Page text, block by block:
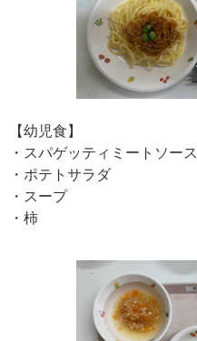
【幼児食】
・スパゲッティミートソース
・ポテトサラダ
・スープ
・柿